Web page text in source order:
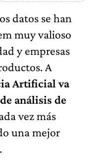
datos se han
muy valioso
y empresas
A
Artificial va
análisis de
vez más
una mejor